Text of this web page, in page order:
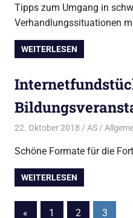
Tipps zum Umgang in
Verhandlungssituationen
WEITERLESEN
22. Oktober 2018 AS
Schöne Formate für die
WEITERLESEN
« Vorherige
1 2 3